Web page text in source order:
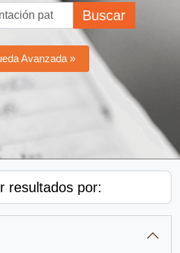
Buscar
Avanzada »
resultados por: